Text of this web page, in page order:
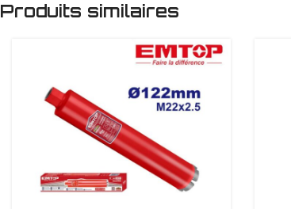
Produits similaires